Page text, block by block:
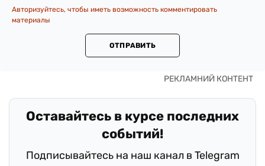
Авторизуйтесь, чтобы иметь возможность комментировать
материалы
ОТПРАВИТЬ
Оставайтесь в курсе последних
событий!
Подписывайтесь на наш канал в Telegram